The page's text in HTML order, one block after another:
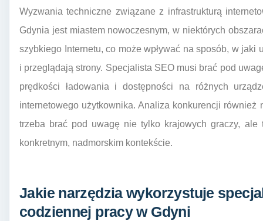
Wyzwania techniczne związane z infrastrukturą
Gdynia jest miastem nowoczesnym, w niektórych
szybkiego Internetu, co może wpływać na sposób, w
i przeglądają strony. Specjalista SEO musi brać pod
prędkości ładowania i dostępności na różnych
internetowego użytkownika. Analiza konkurencji
trzeba brać pod uwagę nie tylko krajowych graczy,
konkretnym, nadmorskim kontekście.
Jakie narzędzia wykorzystuje
codziennej pracy w Gdyni